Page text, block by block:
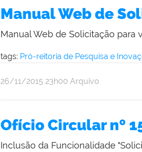
Manual Web de
Manual Web de Solicitação para
tags: Pró-reitoria de Pesquisa e
por
Reitoria
publicado
26/11/2015 23h00 Arquivo
Ofício Circular nº
Inclusão da Funcionalidade